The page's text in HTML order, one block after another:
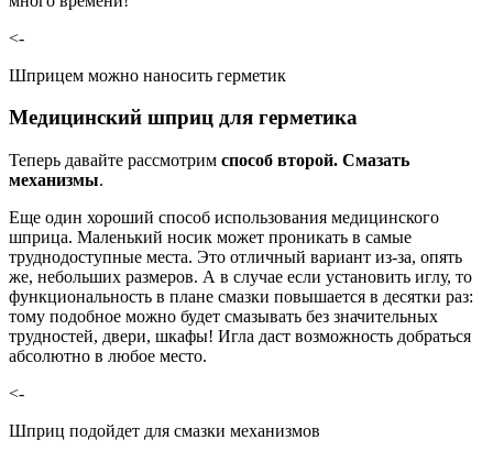
<-
Шприцем можно наносить герметик
Медицинский шприц для герметика
Теперь давайте рассмотрим способ второй. Смазать
механизмы.
Еще один хороший способ использования медицинского
шприца. Маленький носик может проникать в самые
труднодоступные места. Это отличный вариант из-за, опять
же, небольших размеров. А в случае если установить иглу, то
функциональность в плане смазки повышается в десятки раз:
тому подобное можно будет смазывать без значительных
трудностей, двери, шкафы! Игла даст возможность добраться
абсолютно в любое место.
<-
Шприц подойдет для смазки механизмов